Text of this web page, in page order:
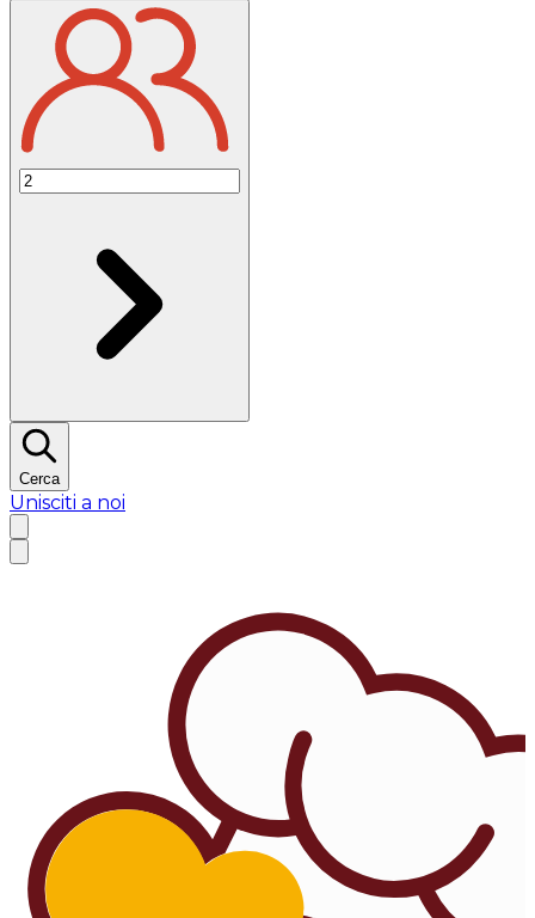
Cerca
Unisciti a noi